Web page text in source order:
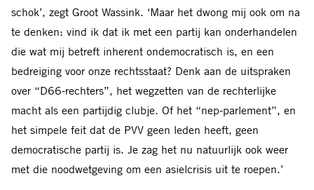
schok’, zegt Groot Wassink. ‘Maar het dwong mij ook om na
te denken: vind ik dat ik met een partij kan onderhandelen
die wat mij betreft inherent ondemocratisch is, en een
bedreiging voor onze rechtsstaat? Denk aan de uitspraken
over “D66-rechters”, het wegzetten van de rechterlijke
macht als een partijdig clubje. Of het “nep-parlement”, en
het simpele feit dat de PVV geen leden heeft, geen
democratische partij is. Je zag het nu natuurlijk ook weer
met die noodwetgeving om een asielcrisis uit te roepen.’